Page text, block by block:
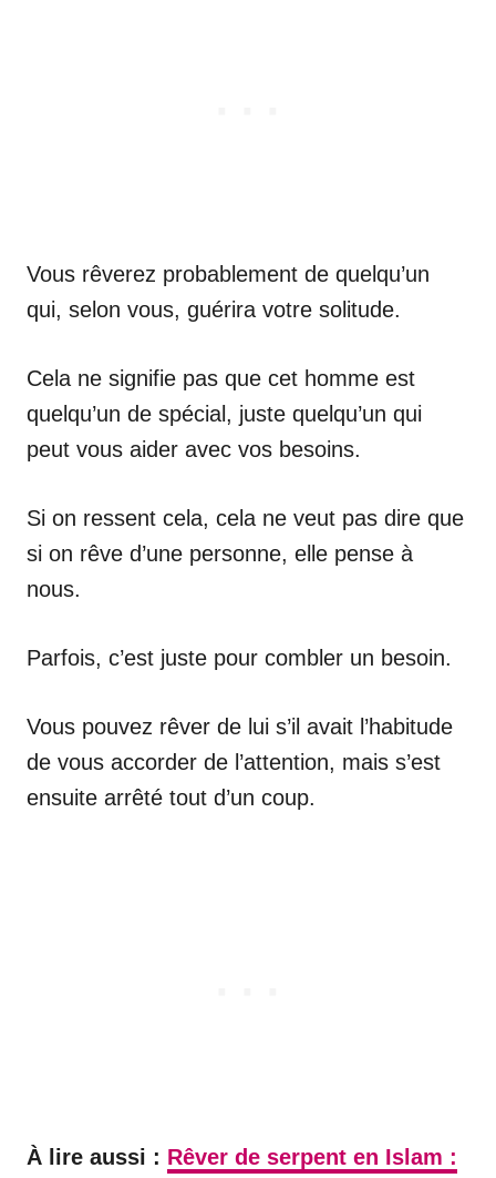
Vous rêverez probablement de quelqu’un
qui, selon vous, guérira votre solitude.
Cela ne signifie pas que cet homme est
quelqu’un de spécial, juste quelqu’un qui
peut vous aider avec vos besoins.
Si on ressent cela, cela ne veut pas dire que
si on rêve d’une personne, elle pense à
nous.
Parfois, c’est juste pour combler un besoin.
Vous pouvez rêver de lui s’il avait l’habitude
de vous accorder de l’attention, mais s’est
ensuite arrêté tout d’un coup.
À lire aussi : Rêver de serpent en Islam :